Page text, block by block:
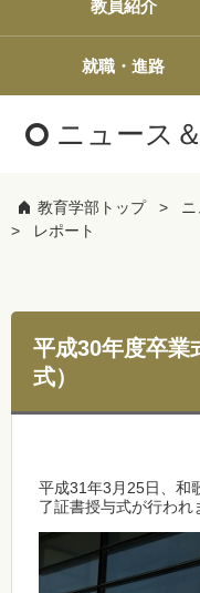
教員紹介
就職・進路
ニュース
教育学部トップ
レポート
平成30年度卒業
式）
平成31年3月25日、和
了証書授与式が行われ